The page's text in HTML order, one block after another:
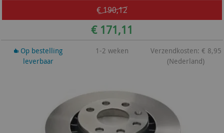
€ 190,12
€ 171,11
Op bestelling
leverbaar
1-2 weken
Verzendkosten: € 8,95
(Nederland)